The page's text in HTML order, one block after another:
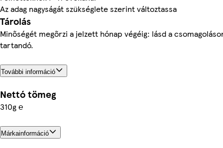
Az adag nagyságát szükséglete szerint változtassa
Tárolás
Minőségét megőrzi a jelzett hónap végéig: lásd a
tartandó.
További információ
Nettó tömeg
310g ℮
Márkainformáció